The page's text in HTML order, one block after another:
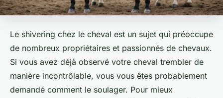
Le shivering chez le cheval est un sujet qui préoccupe
de nombreux propriétaires et passionnés de chevaux.
Si vous avez déjà observé votre cheval trembler de
manière incontrôlable, vous vous êtes probablement
demandé comment le soulager. Pour mieux